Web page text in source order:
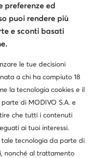
-10% Codice: SUMMER
Ralph Lauren
· Bianco
attuale
più basso 99,99 €-3%
preferenze ed
puoi rendere più
e sconti basati
le tue decisioni
a chi ha compiuto 18
la tecnologia cookies e il
di MODIVO S.A. e
che tutti i contenuti
ai tuoi interessi.
tale tecnologia da parte di
nonché al trattamento